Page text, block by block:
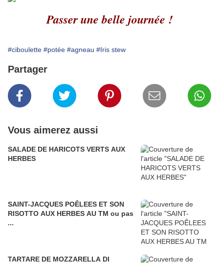
Passer une belle journée !
#ciboulette #potée #agneau #Iris stew
Partager
Vous aimerez aussi
SALADE DE HARICOTS VERTS AUX
HERBES
SAINT-JACQUES POÊLEES ET SON
RISOTTO AUX HERBES AU TM ou pas
...
TARTARE DE MOZZARELLA DI